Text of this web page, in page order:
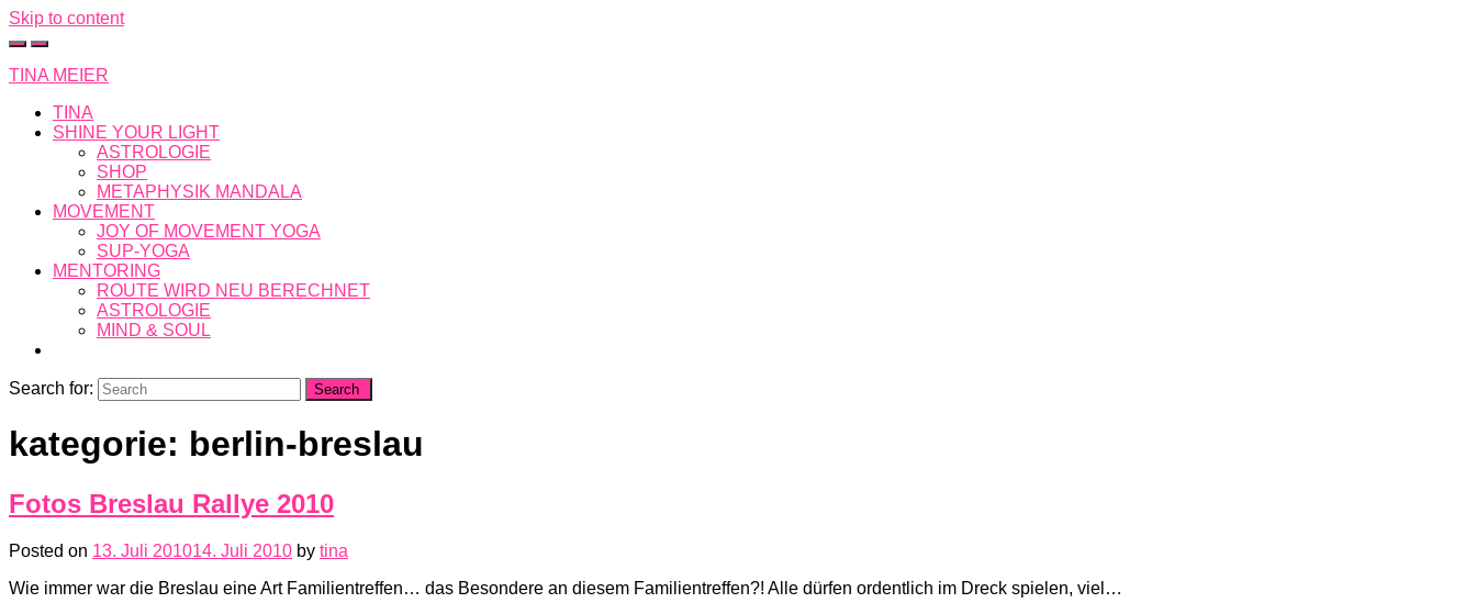
Skip to content
TINA MEIER
TINA
SHINE YOUR LIGHT
ASTROLOGIE
SHOP
METAPHYSIK MANDALA
MOVEMENT
JOY OF MOVEMENT YOGA
SUP-YOGA
MENTORING
ROUTE WIRD NEU BERECHNET
ASTROLOGIE
MIND & SOUL
Search for:
kategorie: berlin-breslau
Fotos Breslau Rallye 2010
Posted on 13. Juli 201014. Juli 2010 by tina
Wie immer war die Breslau eine Art Familientreffen… das Besondere an diesem Familientreffen?! Alle dürfen ordentlich im Dreck spielen, viel…